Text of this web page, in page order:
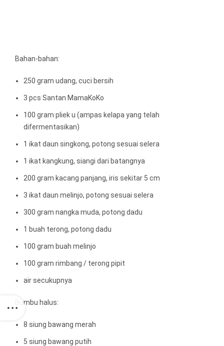
Bahan-bahan:
250 gram udang, cuci bersih
3 pcs Santan MamaKoKo
100 gram pliek u (ampas kelapa yang telah
difermentasikan)
1 ikat daun singkong, potong sesuai selera
1 ikat kangkung, siangi dari batangnya
200 gram kacang panjang, iris sekitar 5 cm
3 ikat daun melinjo, potong sesuai selera
300 gram nangka muda, potong dadu
1 buah terong, potong dadu
100 gram buah melinjo
100 gram rimbang / terong pipit
air secukupnya
Bumbu halus:
8 siung bawang merah
5 siung bawang putih